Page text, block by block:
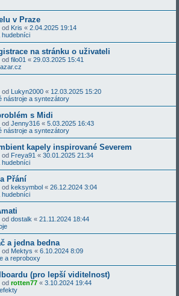
v Praze
od Kris « 2.04.2025 19:14
hudebníci
na stránku o uživateli
od filo01 « 29.03.2025 15:41
od Lukyn2000 « 12.03.2025 15:20
nástroje a syntezátory
s Midi
od Jenny316 « 5.03.2025 16:43
nástroje a syntezátory
kapely inspirované Severem
od Freya91 « 30.01.2025 21:34
hudebníci
Přání
od keksymbol « 26.12.2024 3:04
hudebníci
od dostalk « 21.11.2024 18:44
a jedna bedna
od Mektys « 6.10.2024 8:09
a reproboxy
(pro lepší viditelnost)
od rotten77 « 3.10.2024 19:44